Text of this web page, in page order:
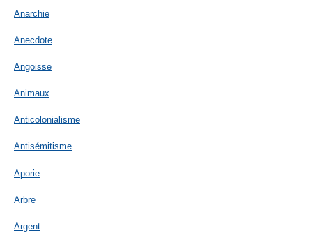
Anarchie
Anecdote
Angoisse
Animaux
Anticolonialisme
Antisémitisme
Aporie
Arbre
Argent